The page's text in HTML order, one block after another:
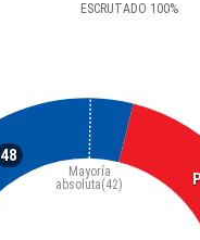
ESCRUTADO 100%
48
Mayoría
absoluta(42)